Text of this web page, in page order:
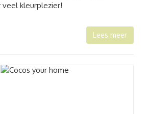
veel kleurplezier!
Lees meer